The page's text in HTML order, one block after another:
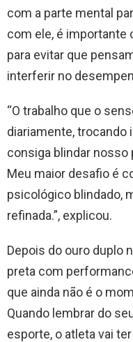
com a parte mental
com ele, é importante
para evitar que
interferir no
“O trabalho que o
diariamente, trocando
consiga blindar nosso
Meu maior desafio é
psicológico blindado,
refinada.”, explicou.
Depois do ouro duplo
preta com
que ainda não é o
Quando lembrar do
esporte, o atleta vai